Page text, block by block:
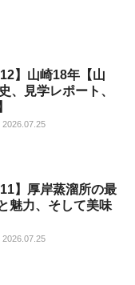
】山崎18年【山
、見学レポート、
2026.07.25
】厚岸蒸溜所の最
魅力、そして美味
2026.07.25